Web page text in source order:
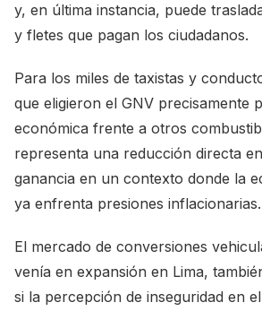
y, en última instancia, puede
y fletes que pagan los ciudadanos.
Para los miles de taxistas y
que eligieron el GNV precisamente
económica frente a otros
representa una reducción directa
ganancia en un contexto donde la
ya enfrenta presiones inflacionarias.
El mercado de conversiones
venía en expansión en Lima,
si la percepción de inseguridad en